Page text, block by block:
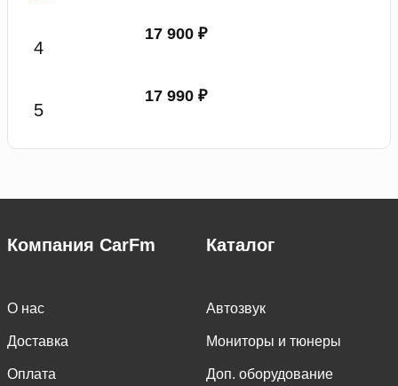
17 900 ₽
17 990 ₽
Компания CarFm
О нас
Доставка
Оплата
Каталог
Автозвук
Мониторы и тюнеры
Доп. оборудование